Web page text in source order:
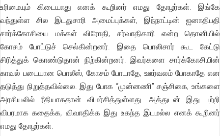
உரிமையும் கிடையாது எனக் கூறினர் எமது தோழர்கள். இங்கே
வந்துள்ள சில இடதுசாரி அமைப்புக்கள், இந்நாட்டின் ஐனாதிபதி
சார்க்கோசியை மக்கள் விரோதி, சர்வாதிகாரி என்ற தொனியில்
கோசம் போட்டுச் செல்கின்றனர். இதை பொலிசார் கூட கேட்டு
சிரித்துக் கொண்டுதான் நிற்கின்றனர். இவர்களை சார்க்கோசியின்
காவல் படையான பொலீஸ், கோசம் போடாதே, ஊர்வலம் போகாதே என
தடுத்து நிறுத்தவில்லை. இது போக “முன்னணி” சஞ்சிகை, உங்களை
அரசியலில் ரீதியாகதான் விமர்சித்துள்ளது. அத்துடன் இது பற்றி
விபரமாக கதைக்க, விவாதிக்க இது உகந்த இடமல்ல எனக் கூறினர்
எமது தோழர்கள்.